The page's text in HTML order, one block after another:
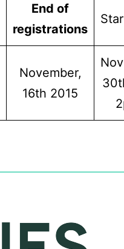
End of
registrations
November,
16th 2015